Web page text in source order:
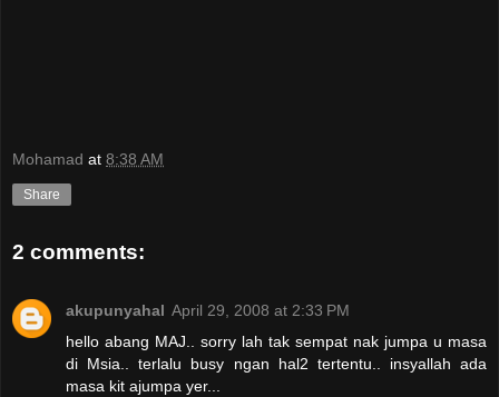
Mohamad at 8:38 AM
Share
2 comments:
akupunyahal April 29, 2008 at 2:33 PM
hello abang MAJ.. sorry lah tak sempat nak jumpa u masa
di Msia.. terlalu busy ngan hal2 tertentu.. insyallah ada
masa kit ajumpa yer...